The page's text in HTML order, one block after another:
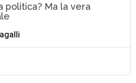
politica? Ma la vera